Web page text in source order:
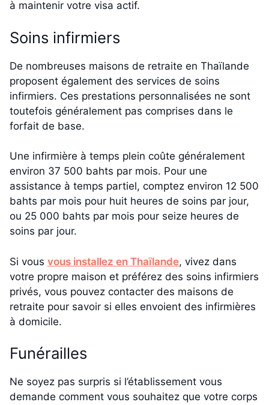
à maintenir votre visa actif.
Soins infirmiers
De nombreuses maisons de retraite en Thaïlande
proposent également des services de soins
infirmiers. Ces prestations personnalisées ne sont
toutefois généralement pas comprises dans le
forfait de base.
Une infirmière à temps plein coûte généralement
environ 37 500 bahts par mois. Pour une
assistance à temps partiel, comptez environ 12 500
bahts par mois pour huit heures de soins par jour,
ou 25 000 bahts par mois pour seize heures de
soins par jour.
Si vous vous installez en Thaïlande, vivez dans
votre propre maison et préférez des soins infirmiers
privés, vous pouvez contacter des maisons de
retraite pour savoir si elles envoient des infirmières
à domicile.
Funérailles
Ne soyez pas surpris si l’établissement vous
demande comment vous souhaitez que votre corps